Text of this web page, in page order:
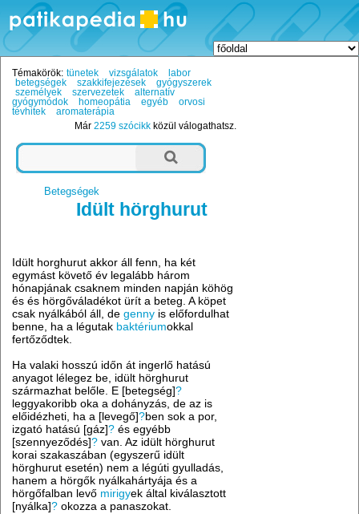
Témakörök: tünetek vizsgálatok
labor
betegségek
szakkifejezések
gyógyszerek
személyek
szervezetek
alternatív
gyógymódok
homeopátia egyéb
orvosi
tévhitek
aromaterápia
Már2259 szócikk közül válogathatsz.
Betegségek
Idült hörghurut
Idült horghurut akkor áll fenn, ha két
egymást követő év legalább három
hónapjának csaknem minden napján köhög
és és hörgőváladékot ürít a beteg. A köpet
csak nyálkából áll, degenny is előfordulhat
benne, ha a légutak baktériumokkal
fertőződtek.
Ha valaki hosszú időn át ingerlő hatású
anyagot lélegez be, idült hörghurut
származhat belőle. E [betegség]?
leggyakoribb oka a dohányzás, de az is
előidézheti, ha a [levegő]?ben sok a por,
izgató hatású [gáz]? és egyébb
[szennyeződés]? van. Az idült hörghurut
korai szakaszában (egyszerű idült
hörghurut esetén) nem a légúti gyulladás,
hanem a hörgők nyálkahártyája és a
hörgőfalban levő mirigyek által kiválasztott
[nyálka]? okozza a panaszokat.